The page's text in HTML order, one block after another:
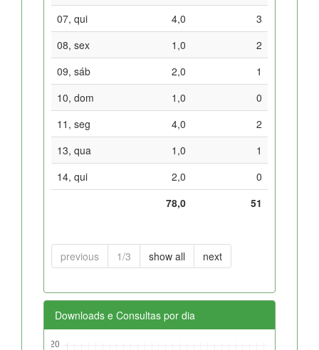
07, qui
4,0
3
08, sex
1,0
2
09, sáb
2,0
1
10, dom
1,0
0
11, seg
4,0
2
13, qua
1,0
1
14, qui
2,0
0
78,0
51
previous 1/3 show all next
Downloads e Consultas por dia